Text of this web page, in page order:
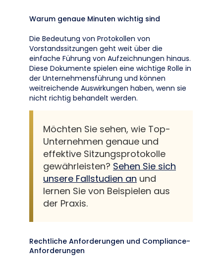
Warum genaue Minuten wichtig sind
Die Bedeutung von Protokollen von
Vorstandssitzungen geht weit über die
einfache Führung von Aufzeichnungen hinaus.
Diese Dokumente spielen eine wichtige Rolle in
der Unternehmensführung und können
weitreichende Auswirkungen haben, wenn sie
nicht richtig behandelt werden.
Möchten Sie sehen, wie Top-
Unternehmen genaue und
effektive Sitzungsprotokolle
gewährleisten? Sehen Sie sich
unsere Fallstudien an und
lernen Sie von Beispielen aus
der Praxis.
Rechtliche Anforderungen und Compliance-
Anforderungen